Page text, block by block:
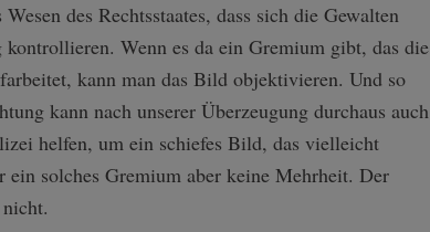
Wesen des Rechtsstaates, dass sich die Gewalten
kontrollieren. Wenn es da ein Gremium gibt, das die
kann man das Bild objektivieren. Und so
kann nach unserer Überzeugung durchaus auch
helfen, um ein schiefes Bild, das vielleicht
solches Gremium aber keine Mehrheit. Der